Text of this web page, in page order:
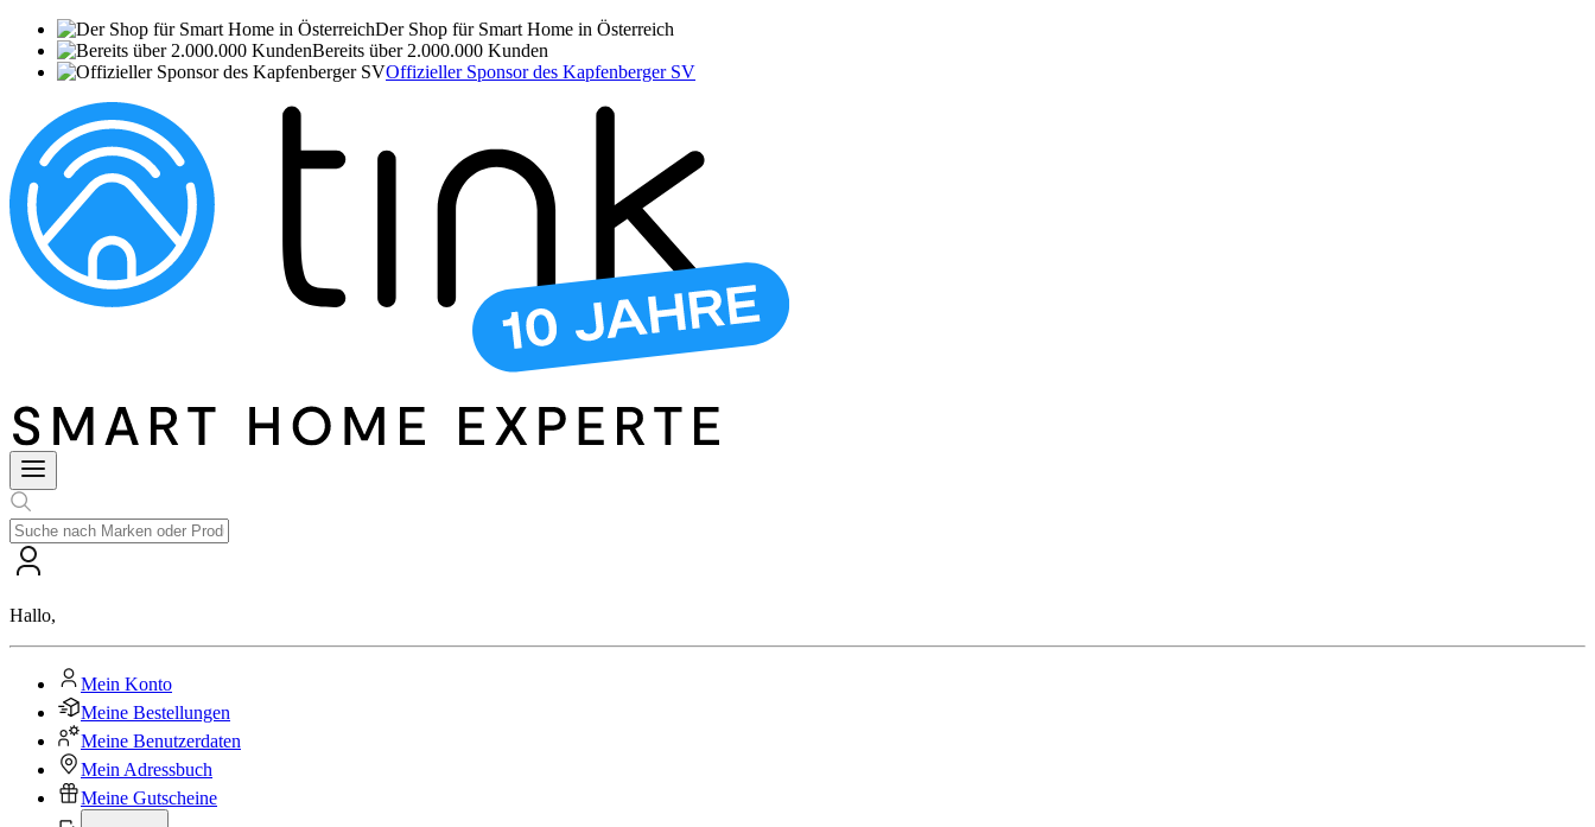
Der Shop für Smart Home in Österreich
Bereits über 2.000.000 Kunden
Offizieller Sponsor des Kapfenberger SV
Hallo,
Mein Konto
Meine Bestellungen
Meine Benutzerdaten
Mein Adressbuch
Meine Gutscheine